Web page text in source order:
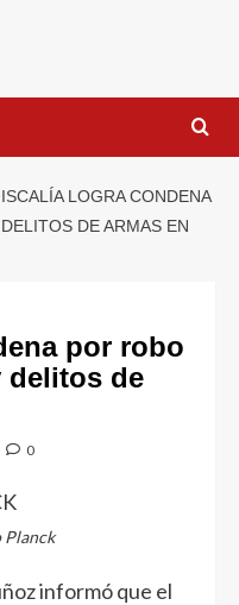
LOGRA CONDENA
DE ARMAS EN
por robo
delitos de
0
Planck
informó que el